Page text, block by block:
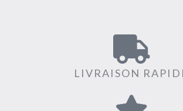
LIVRAISON